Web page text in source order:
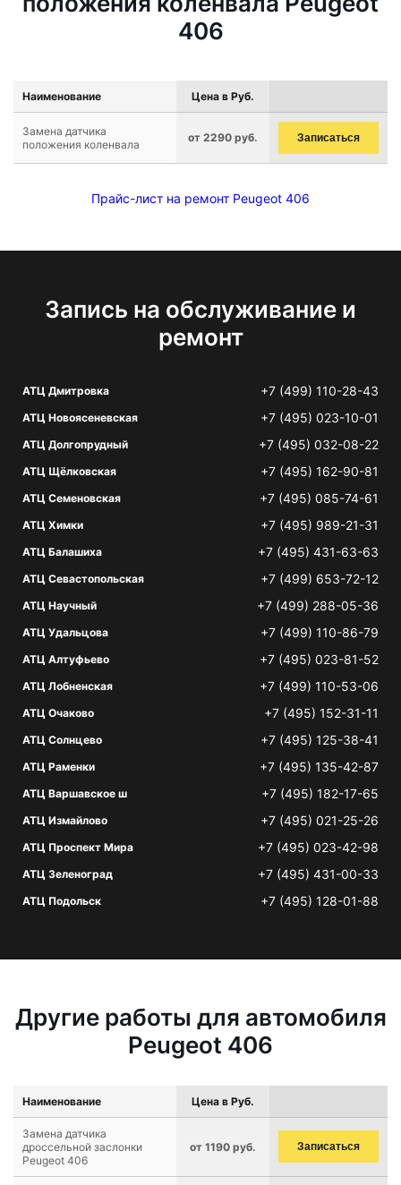
406
Наименование Цена в Руб.
Замена датчика
положения коленвала
от 2290 руб. Записаться
Прайс-лист на ремонт Peugeot 406
Запись на обслуживание и
ремонт
АТЦ Дмитровка +7 (499) 110-28-43
АТЦ Новоясеневская +7 (495) 023-10-01
АТЦ Долгопрудный +7 (495) 032-08-22
АТЦ Щёлковская +7 (495) 162-90-81
АТЦ Семеновская +7 (495) 085-74-61
АТЦ Химки +7 (495) 989-21-31
АТЦ Балашиха +7 (495) 431-63-63
АТЦ Севастопольская +7 (499) 653-72-12
АТЦ Научный +7 (499) 288-05-36
АТЦ Удальцова +7 (499) 110-86-79
АТЦ Алтуфьево +7 (495) 023-81-52
АТЦ Лобненская +7 (499) 110-53-06
АТЦ Очаково +7 (495) 152-31-11
АТЦ Солнцево +7 (495) 125-38-41
АТЦ Раменки +7 (495) 135-42-87
АТЦ Варшавское ш +7 (495) 182-17-65
АТЦ Измайлово +7 (495) 021-25-26
АТЦ Проспект Мира +7 (495) 023-42-98
АТЦ Зеленоград +7 (495) 431-00-33
АТЦ Подольск +7 (495) 128-01-88
Другие работы для автомобиля
Peugeot 406
Наименование Цена в Руб.
Замена датчика
дроссельной заслонки
Peugeot 406
от 1190 руб. Записаться